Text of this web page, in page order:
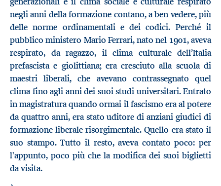
negli anni della formazione contano, a ben vedere, più
delle norme ordinamentali e dei codici. Perché il
pubblico ministero Mario Ferrari, nato nel 1901, aveva
respirato, da ragazzo, il clima culturale dell’Italia
prefascista e giolittiana; era cresciuto alla scuola di
maestri liberali, che avevano contrassegnato quel
clima fino agli anni dei suoi studi universitari. Entrato
in magistratura quando ormai il fascismo era al potere
da quattro anni, era stato uditore di anziani giudici di
formazione liberale risorgimentale. Quello era stato il
suo stampo. Tutto il resto, aveva contato poco: per
l'appunto, poco più che la modifica dei suoi biglietti
da visita.